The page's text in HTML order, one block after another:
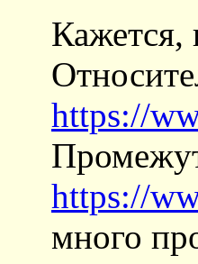
Кажется,
https://
https://
много